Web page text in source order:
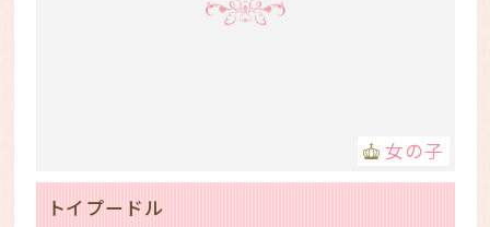
女の子
トイプードル